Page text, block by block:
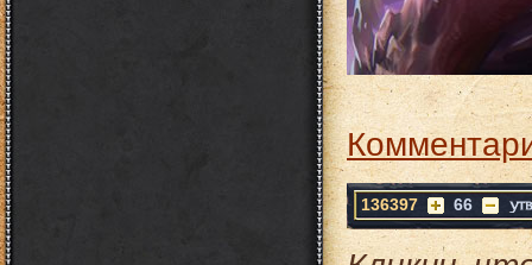
136397 66